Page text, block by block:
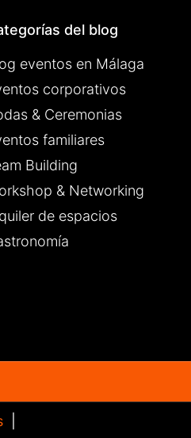
del blog
eventos en Málaga
corporativos
& Ceremonias
familiares
Building
& Networking
de espacios